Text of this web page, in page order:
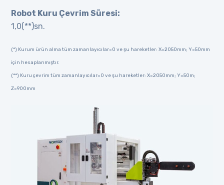
Robot Kuru Çevrim Süresi:
1,0(**)sn.
(*) Kurum ürün alma tüm zamanlayıcılar=0 ve şu hareketler: X=2050mm; Y=50mm
için hesaplanmıştır.
(**) Kuru çevrim tüm zamanlayıcılar=0 ve şu hareketler: X=2050mm; Y=50m;
Z=900mm